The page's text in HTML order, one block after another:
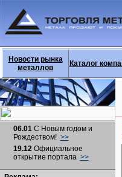
Новости рынка
металлов
Каталог
06.01С Новым годом и
Рождеством! >>
19.12Официальное
открытие портала >>